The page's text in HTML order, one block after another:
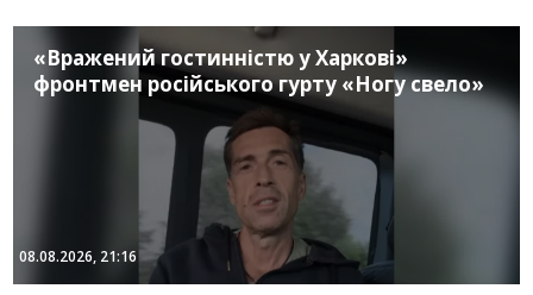
«Вражений гостинністю у Харкові»
фронтмен російського гурту «Ногу свело»
08.08.2026, 21:16